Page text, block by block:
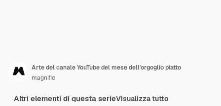
Arte del canale YouTube del mese dell'orgoglio piatto
magnific
Altri elementi di questa serieVisualizza tutto